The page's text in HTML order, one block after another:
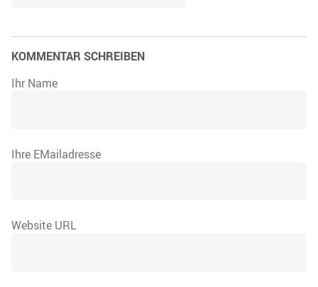
KOMMENTAR SCHREIBEN
Ihr Name
Ihre EMailadresse
Website URL